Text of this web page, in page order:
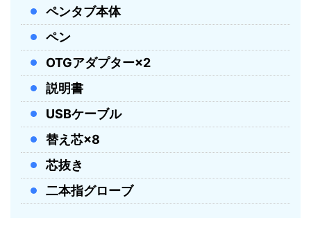
ペンタブ本体
ペン
OTGアダプター×2
説明書
USBケーブル
替え芯×8
芯抜き
二本指グローブ